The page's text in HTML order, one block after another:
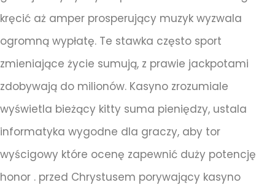
kręcić aż amper prosperujący muzyk wyzwala
ogromną wypłatę. Te stawka często sport
zmieniające życie sumują, z prawie jackpotami
zdobywają do milionów. Kasyno zrozumiale
wyświetla bieżący kitty suma pieniędzy, ustala
informatyka wygodne dla graczy, aby tor
wyścigowy które ocenę zapewnić duży potencję
honor . przed Chrystusem porywający kasyno